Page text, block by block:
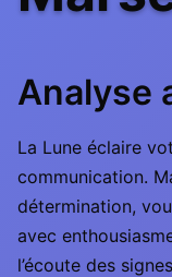
Analyse
La Lune éclaire
communication.
détermination,
avec
l’écoute des